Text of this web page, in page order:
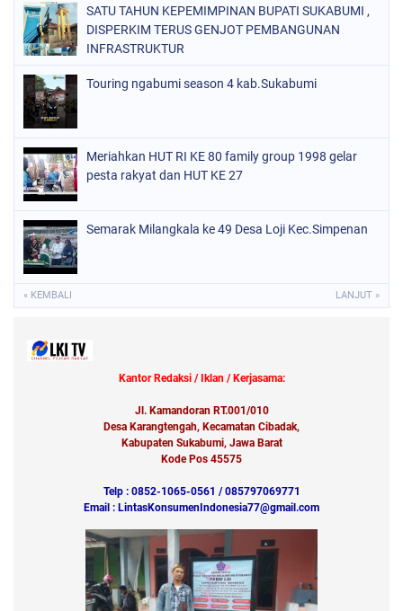
SATU TAHUN KEPEMIMPINAN BUPATI SUKABUMI ,
DISPERKIM TERUS GENJOT PEMBANGUNAN
INFRASTRUKTUR
Touring ngabumi season 4 kab.Sukabumi
Meriahkan HUT RI KE 80 family group 1998 gelar
pesta rakyat dan HUT KE 27
Semarak Milangkala ke 49 Desa Loji Kec.Simpenan
« KEMBALI LANJUT »
Kantor Redaksi / Iklan / Kerjasama:
Jl. Kamandoran RT.001/010
Desa Karangtengah, Kecamatan Cibadak,
Kabupaten Sukabumi, Jawa Barat
Kode Pos 45575
Telp : 0852-1065-0561 / 085797069771
Email : LintasKonsumenIndonesia77@gmail.com